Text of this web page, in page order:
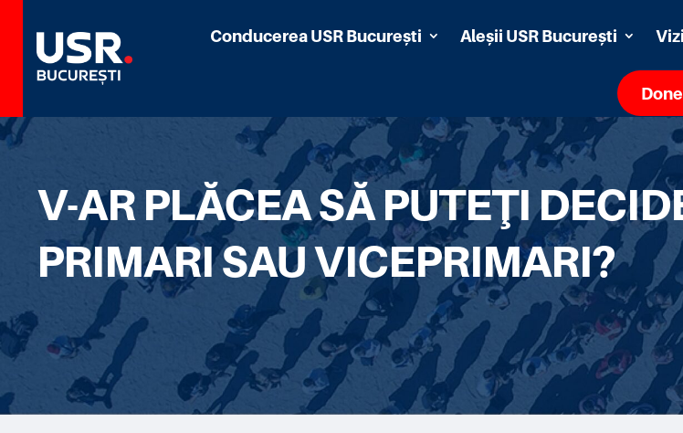
Conducerea USR București Aleșii USR București
V-AR PLĂCEA SĂ PUTEŢI
PRIMARI SAU VICEPRIMARI?